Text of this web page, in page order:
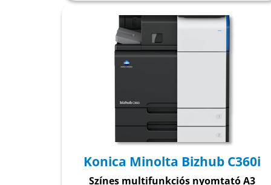
Konica Minolta Bizhub C360i
Színes multifunkciós nyomtató A3